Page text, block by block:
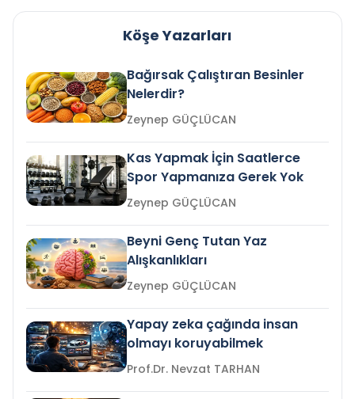
Köşe Yazarları
Bağırsak Çalıştıran Besinler
Nelerdir?
Zeynep GÜÇLÜCAN
Kas Yapmak İçin Saatlerce
Spor Yapmanıza Gerek Yok
Zeynep GÜÇLÜCAN
Beyni Genç Tutan Yaz
Alışkanlıkları
Zeynep GÜÇLÜCAN
Yapay zeka çağında insan
olmayı koruyabilmek
Prof.Dr. Nevzat TARHAN